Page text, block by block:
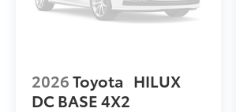
2026Toyota HILUX
DC BASE 4X2